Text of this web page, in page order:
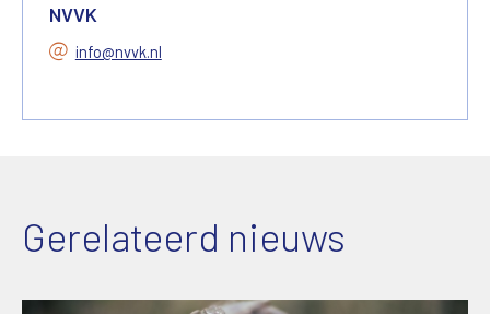
NVVK
info@nvvk.nl
Gerelateerd nieuws